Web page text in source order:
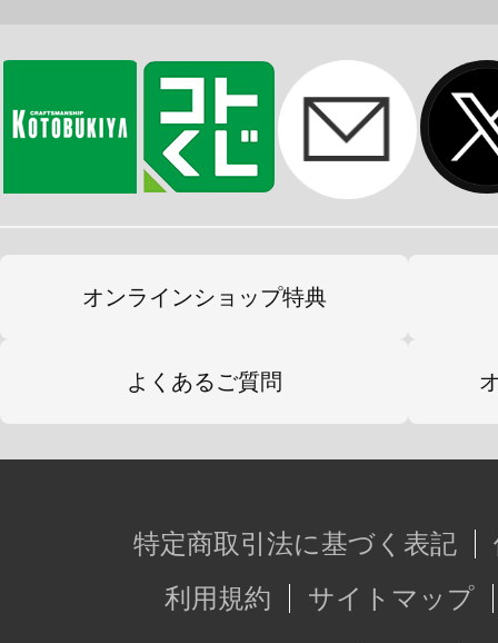
オンラインショップ特典
よくあるご質問
特定商取引法に基づく表記
利用規約
サイトマップ